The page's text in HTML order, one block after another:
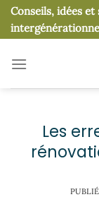
Passer
au
contenu
Conseils, idées
Les